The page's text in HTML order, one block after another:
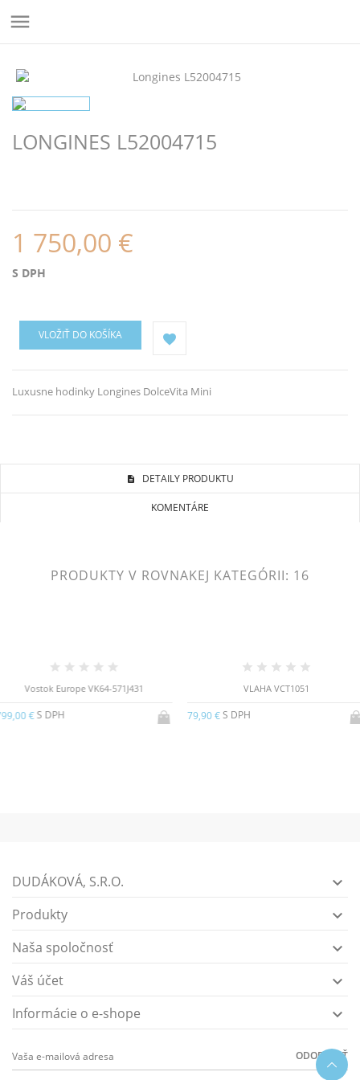

LONGINES L52004715
1 750,00 €
S DPH
VLOŽIŤ DO KOŠÍKA
Luxusne hodinky Longines DolceVita Mini
DETAILY PRODUKTU
KOMENTÁRE
PRODUKTY V ROVNAKEJ KATEGÓRII: 16
Vostok Europe VK64-571J431
€S DPH
VLAHA VCT1051
79,90 €S DPH
DUDÁKOVÁ, S.R.O. 
Produkty 
Naša spoločnosť 
Váš účet 
Informácie o e-shope 
ODOBERAŤ